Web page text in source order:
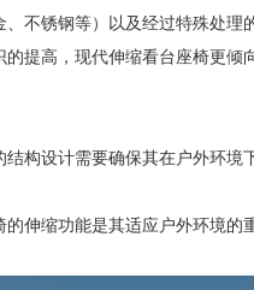
、不锈钢等）以及经过特殊处
提高，现代伸缩看台座椅更
构设计需要确保其在户外环
伸缩功能是其适应户外环境